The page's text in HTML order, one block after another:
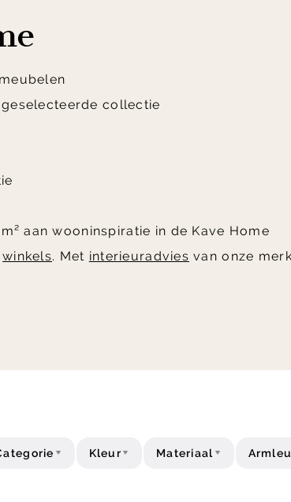
collectie
aan wooninspiratie in de Kave Home
winkels. Met interieuradvies van onze merk
Kleur Materiaal